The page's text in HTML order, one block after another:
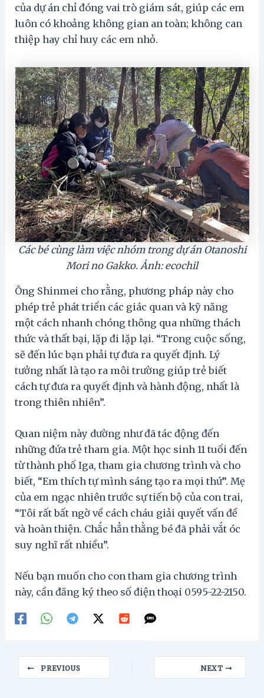
của dự án chỉ đóng vai trò giám sát, giúp các em
luôn có khoảng không gian an toàn; không can
thiệp hay chỉ huy các em nhỏ.
Các bé cùng làm việc nhóm trong dự án Otanoshi
Mori no Gakko. Ảnh: ecochil
Ông Shinmei cho rằng, phương pháp này cho
phép trẻ phát triển các giác quan và kỹ năng
một cách nhanh chóng thông qua những thách
thức và thất bại, lặp đi lặp lại. “Trong cuộc sống,
sẽ đến lúc bạn phải tự đưa ra quyết định. Lý
tưởng nhất là tạo ra môi trường giúp trẻ biết
cách tự đưa ra quyết định và hành động, nhất là
trong thiên nhiên”.
Quan niệm này dường như đã tác động đến
những đứa trẻ tham gia. Một học sinh 11 tuổi đến
từ thành phố Iga, tham gia chương trình và cho
biết, “Em thích tự mình sáng tạo ra mọi thứ”. Mẹ
của em ngạc nhiên trước sự tiến bộ của con trai,
“Tôi rất bất ngờ về cách cháu giải quyết vấn đề
và hoàn thiện. Chắc hẳn thằng bé đã phải vắt óc
suy nghĩ rất nhiều”.
Nếu bạn muốn cho con tham gia chương trình
này, cần đăng ký theo số điện thoại 0595-22-2150.
navigation
PREVIOUS NEXT